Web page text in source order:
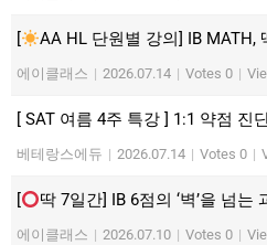
[ AA HL 단원별 강의] IB MATH,
에이클래스 | 2026.07.14 | Votes 0 |
[ SAT 여름 4주 특강 ] 1:1 약점
베테랑스에듀 | 2026.07.14 | Votes 0 |
[ 딱 7일간] IB 6점의 ‘벽’을 넘
에이클래스 | 2026.07.10 | Votes 0 |